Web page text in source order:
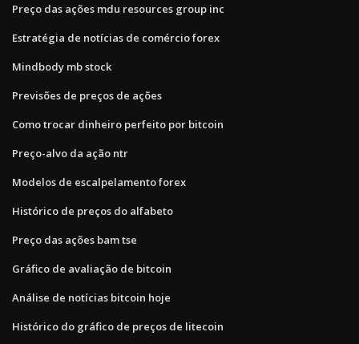
Preço das ações mdu resources group inc
Estratégia de notícias de comércio forex
Mindbody mb stock
Previsões de preços de ações
Como trocar dinheiro perfeito por bitcoin
Preço-alvo da ação ntr
Modelos de escalpelamento forex
Histórico de preços do alfabeto
Preço das ações bam tse
Gráfico de avaliação de bitcoin
Análise de notícias bitcoin hoje
Histórico do gráfico de preços de litecoin